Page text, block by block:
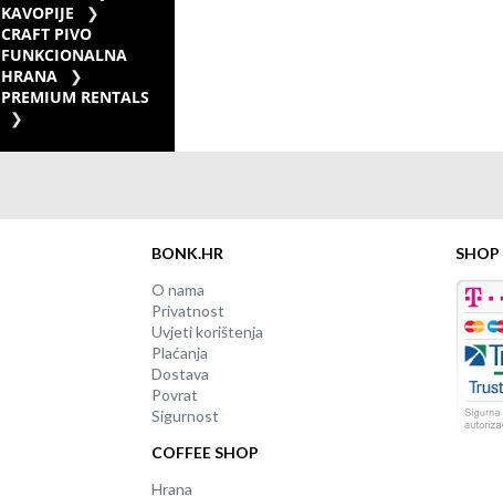
KAVOPIJE
CRAFT PIVO
FUNKCIONALNA
HRANA
PREMIUM RENTALS
BONK.HR
O nama
Privatnost
Uvjeti korištenja
Plaćanja
Dostava
Povrat
Sigurnost
COFFEE SHOP
Hrana
SHOP